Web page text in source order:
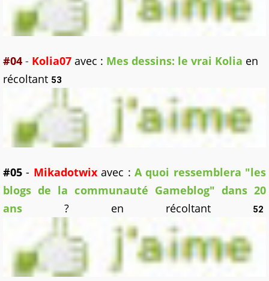
#04 - Kolia07 avec : Mes dessins: le vrai Kolia en
récoltant 53
#05- Mikadotwixavec : A quoi ressemblera "les
blogs de la communauté Gameblog" dans 20
ans ? en récoltant 52